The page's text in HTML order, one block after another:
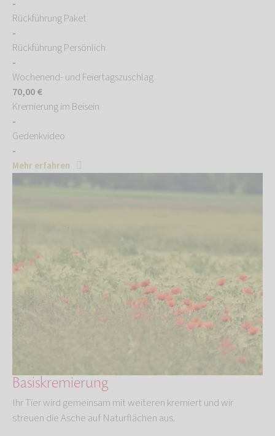
-
Rückführung Paket
-
Rückführung Persönlich
-
Wochenend- und Feiertagszuschlag
70,00 €
Kremierung im Beisein
-
Gedenkvideo
-
Mehr erfahren
Basiskremierung
Ihr Tier wird gemeinsam mit weiteren kremiert und wir
streuen die Asche auf Naturflächen aus.